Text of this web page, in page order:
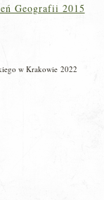
Geografii 2015
w Krakowie 2022